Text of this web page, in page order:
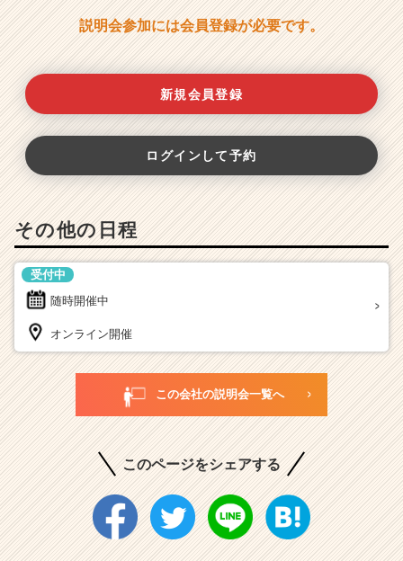
説明会参加には会員登録が必要です。
新規会員登録
ログインして予約
その他の日程
随時開催中
受付中
オンライン開催
この会社の説明会一覧へ
このページをシェアする